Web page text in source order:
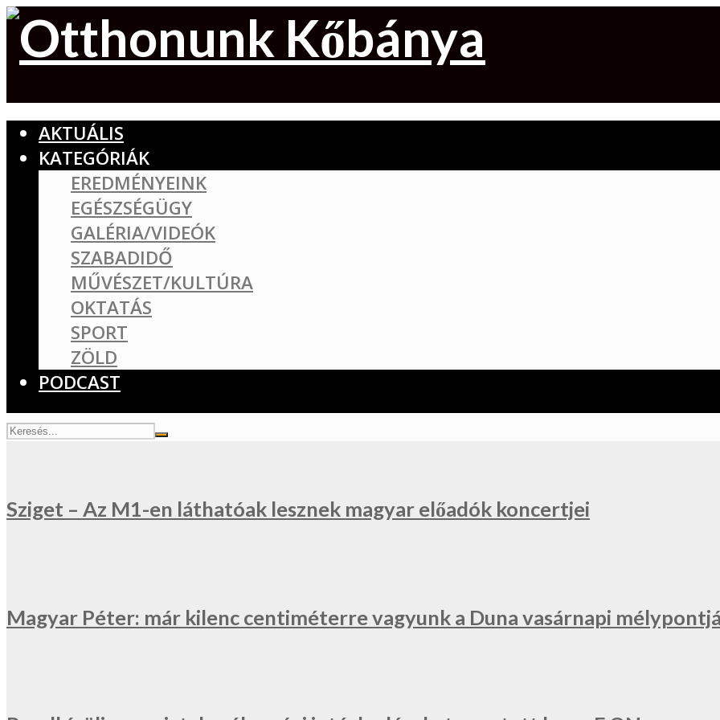
AKTUÁLIS
KATEGÓRIÁK
EREDMÉNYEINK
EGÉSZSÉGÜGY
GALÉRIA/VIDEÓK
SZABADIDŐ
MŰVÉSZET/KULTÚRA
OKTATÁS
SPORT
ZÖLD
PODCAST
Sziget – Az M1-en láthatóak lesznek magyar előadók koncertjei
Magyar Péter: már kilenc centiméterre vagyunk a Duna vasárnapi